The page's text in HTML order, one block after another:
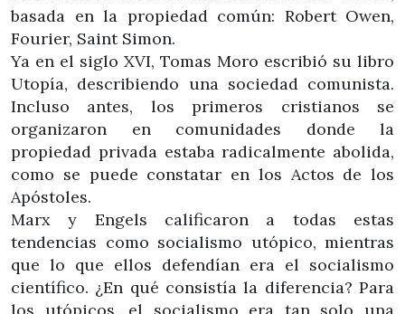
basada en la propiedad común: Robert Owen,
Fourier, Saint Simon.
Ya en el siglo XVI, Tomas Moro escribió su libro
Utopía, describiendo una sociedad comunista.
Incluso antes, los primeros cristianos se
organizaron en comunidades donde la
propiedad privada estaba radicalmente abolida,
como se puede constatar en los Actos de los
Apóstoles.
Marx y Engels calificaron a todas estas
tendencias como socialismo utópico, mientras
que lo que ellos defendían era el socialismo
científico. ¿En qué consistía la diferencia? Para